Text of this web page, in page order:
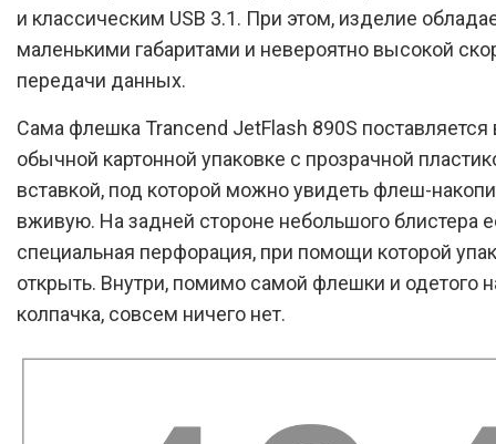
и классическим USB 3.1. При этом, изделие
маленькими габаритами и невероятно высокой
передачи данных.
Сама флешка Trancend JetFlash 890S поставляется
обычной картонной упаковке с прозрачной
вставкой, под которой можно увидеть флеш-
вживую. На задней стороне небольшого блистера
специальная перфорация, при помощи которой
открыть. Внутри, помимо самой флешки и одетого
колпачка, совсем ничего нет.